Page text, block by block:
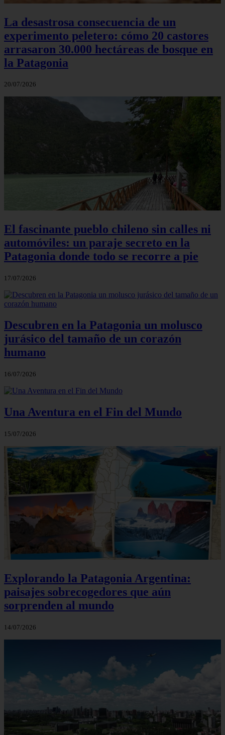
La desastrosa consecuencia de un
experimento peletero: cómo 20 castores
arrasaron 30.000 hectáreas de bosque en
la Patagonia
20/07/2026
El fascinante pueblo chileno sin calles ni
automóviles: un paraje secreto en la
Patagonia donde todo se recorre a pie
17/07/2026
Descubren en la Patagonia un molusco
jurásico del tamaño de un corazón
humano
16/07/2026
Una Aventura en el Fin del Mundo
15/07/2026
Explorando la Patagonia Argentina:
paisajes sobrecogedores que aún
sorprenden al mundo
14/07/2026